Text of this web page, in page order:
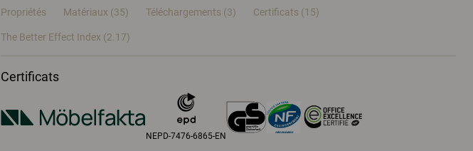
Propriétés Matériaux (35) Téléchargements (3) Certificats (15)
The Better Effect Index (2.17)
Certificats
NEPD-7476-6865-EN